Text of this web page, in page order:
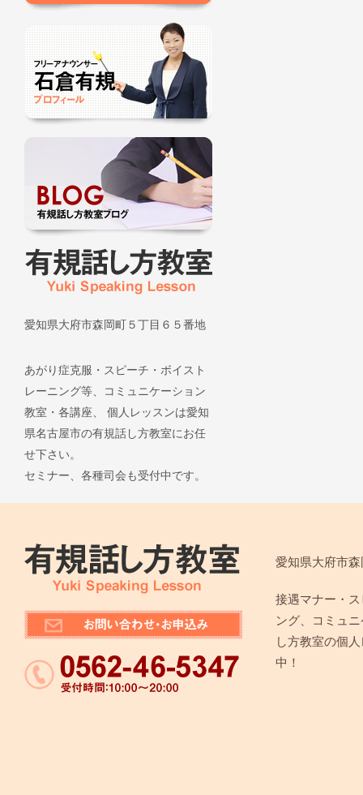
愛知県大府市森岡町５丁目６５番地
あがり症克服・スピーチ・ボイスト
レーニング等、コミュニケーション
教室・各講座、 個人レッスンは愛知
県名古屋市の有規話し方教室にお任
せ下さい。
セミナー、各種司会も受付中です。
愛知県大府市
接遇マナー・
ング、コミュ
し方教室の個
中！